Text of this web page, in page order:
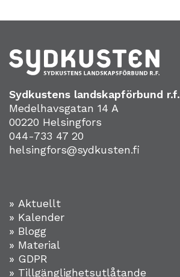
Sydkustens landskapförbund r.f.
Medelhavsgatan 14 A
00220 Helsingfors
044-733 47 20
helsingfors@sydkusten.fi
» Aktuellt
» Kalender
» Blogg
» Material
» GDPR
» Tillgänglighetsutlåtande